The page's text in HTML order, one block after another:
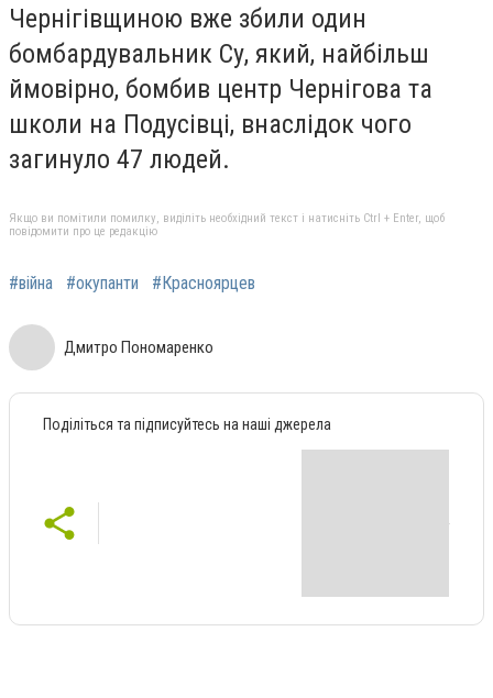
Чернігівщиною вже збили один
бомбардувальник Су, який, найбільш
ймовірно, бомбив центр Чернігова та
школи на Подусівці, внаслідок чого
загинуло 47 людей.
Якщо ви помітили помилку, виділіть необхідний текст і натисніть Ctrl + Enter, щоб
повідомити про це редакцію
#війна #окупанти #Красноярцев
Дмитро Пономаренко
Поділіться та підписуйтесь на наші джерела